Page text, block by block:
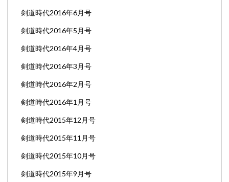
剣道時代2016年6月号
剣道時代2016年5月号
剣道時代2016年4月号
剣道時代2016年3月号
剣道時代2016年2月号
剣道時代2016年1月号
剣道時代2015年12月号
剣道時代2015年11月号
剣道時代2015年10月号
剣道時代2015年9月号